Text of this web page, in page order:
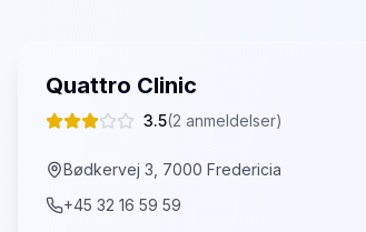
Quattro Clinic
3.5(2 anmeldelser)
Bødkervej 3, 7000 Fredericia
+45 32 16 59 59